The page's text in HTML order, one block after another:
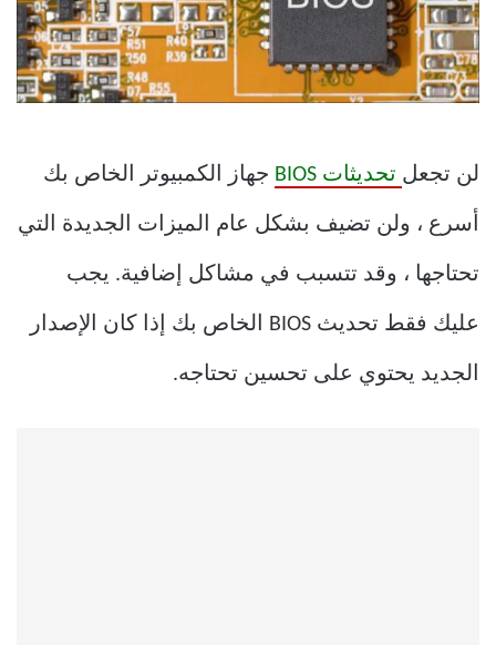
لن تجعل تحديثات BIOS جهاز الكمبيوتر الخاص بك
أسرع ، ولن تضيف بشكل عام الميزات الجديدة التي
تحتاجها ، وقد تتسبب في مشاكل إضافية. يجب
عليك فقط تحديث BIOS الخاص بك إذا كان الإصدار
الجديد يحتوي على تحسين تحتاجه.